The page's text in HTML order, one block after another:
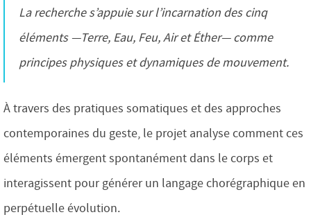
La recherche s’appuie sur l’incarnation des cinq
éléments —Terre, Eau, Feu, Air et Éther— comme
principes physiques et dynamiques de mouvement.
À travers des pratiques somatiques et des approches
contemporaines du geste, le projet analyse comment ces
éléments émergent spontanément dans le corps et
interagissent pour générer un langage chorégraphique en
perpétuelle évolution.